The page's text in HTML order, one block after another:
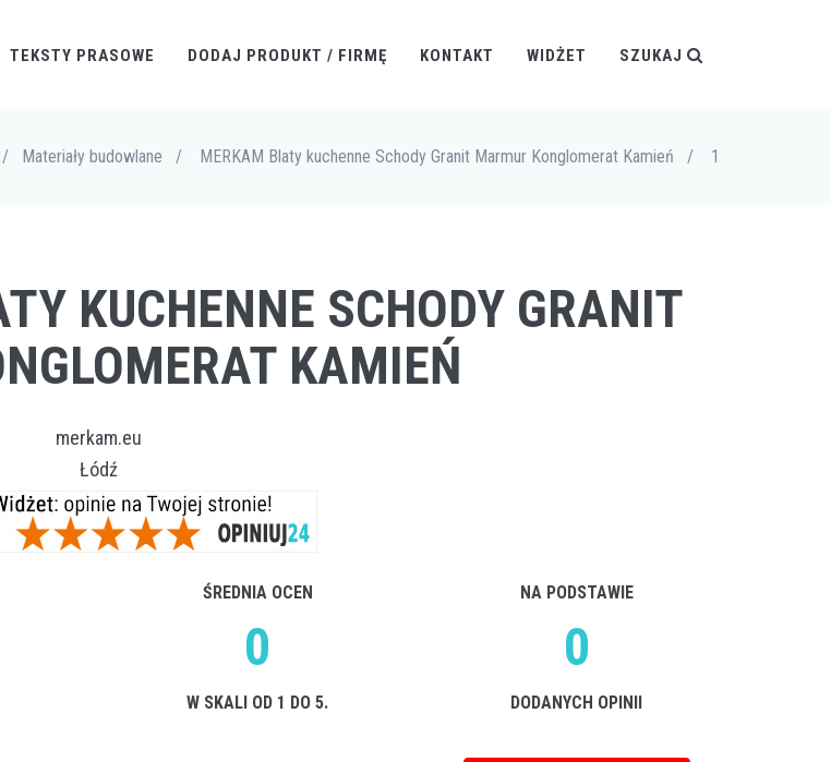
TEKSTY PRASOWE DODAJ PRODUKT / FIRMĘ KONTAKT WIDŻET SZUKAJ
/ Materiały budowlane / MERKAM Blaty kuchenne Schody Granit Marmur Konglomerat Kamień / 1
KUCHENNE SCHODY GRANIT
KAMIEŃ
merkam.eu
Łódź
ŚREDNIA OCEN
0
W SKALI OD 1 DO 5.
NA PODSTAWIE
0
DODANYCH OPINII